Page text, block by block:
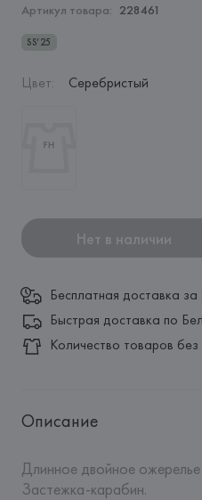
Артикул товара: 228461
SS’25
Цвет: Серебристый
Нет в наличии
Бесплатная доставка
Быстрая доставка по
Количество товаров без
Описание
Длинное двойное
Застежка-карабин.